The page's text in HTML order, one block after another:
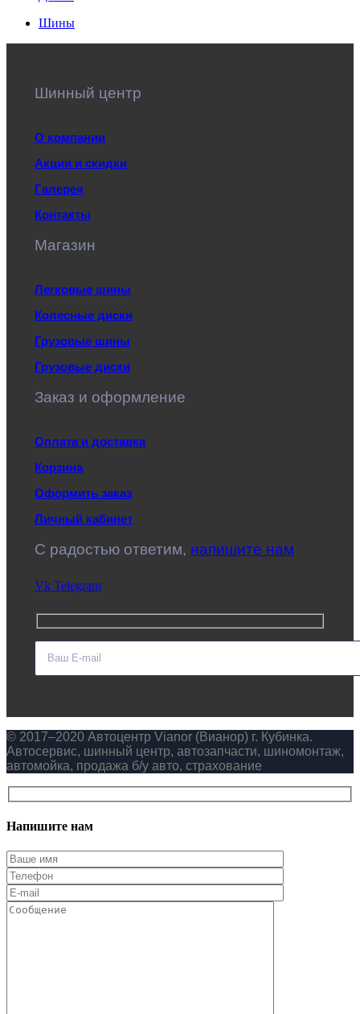
Шины
Шинный центр
О компании
Акции и скидки
Галерея
Контакты
Магазин
Легковые шины
Колесные диски
Грузовые шины
Грузовые диски
Заказ и оформление
Оплата и доставка
Корзина
Оформить заказ
Личный кабинет
C радостью ответим, напишите нам
Vk Telegram
© 2017–2020 Автоцентр Vianor (Вианор) г. Кубинка.
Автосервис, шинный центр, автозапчасти, шиномонтаж,
автомойка, продажа б/у авто, страхование
Напишите нам